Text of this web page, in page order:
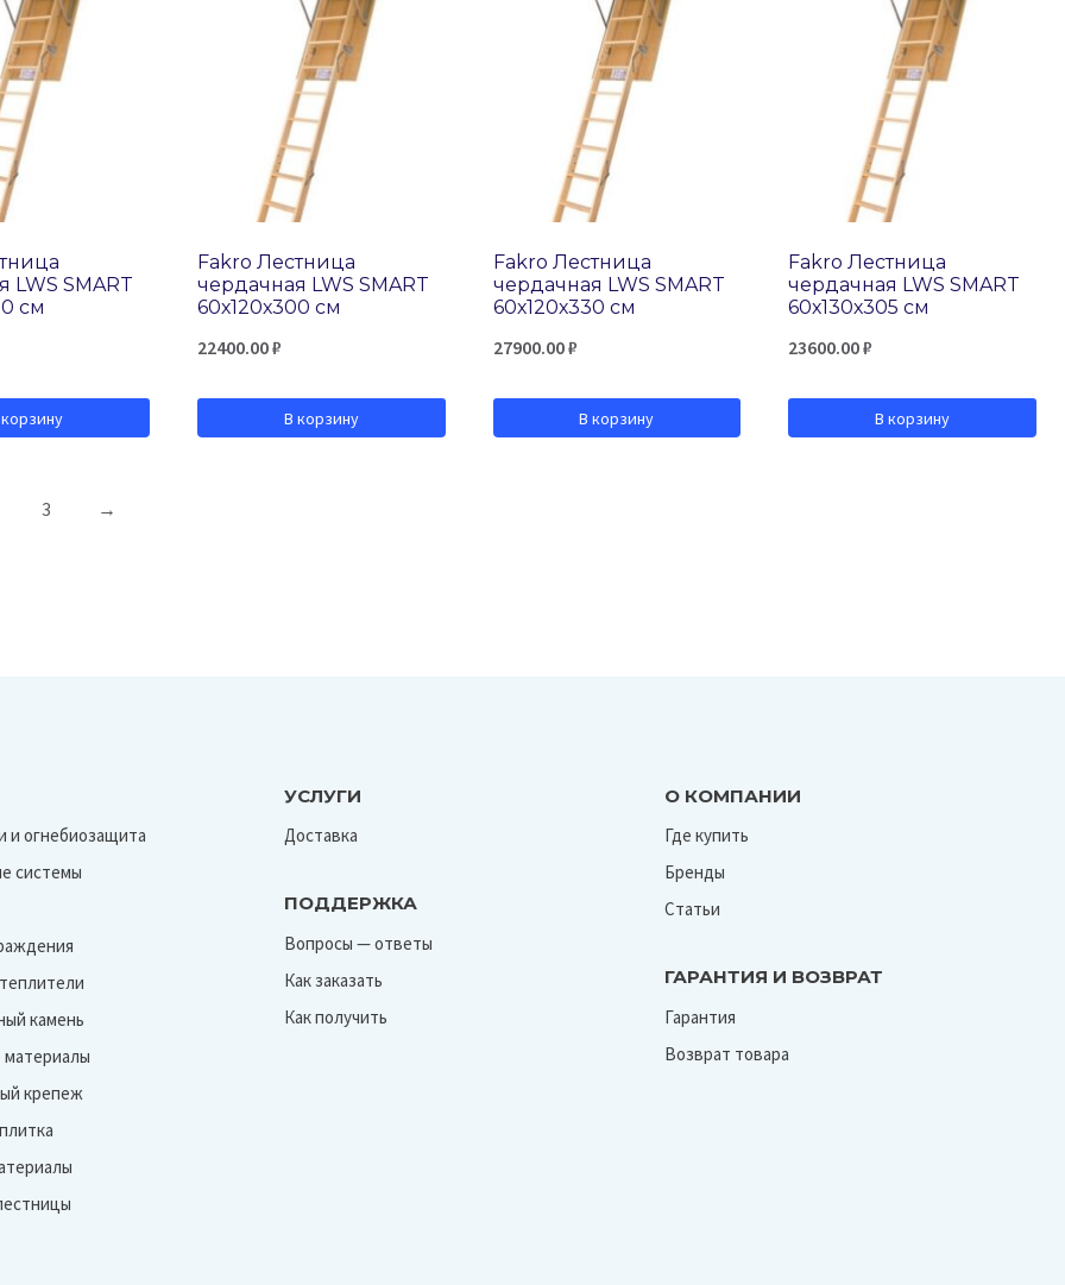
LWS SMART
см
Fakro Лестница
чердачная LWS SMART
60х120х300 см
22400.00₽
В корзину
Fakro Лестница
чердачная LWS SMART
60х120х330 см
27900.00₽
В корзину
Fakro Лестница
чердачная LWS SMART
60х130х305 см
23600.00₽
В корзину
3 →
и огнебиозащита
системы
камень
крепеж
УСЛУГИ
Доставка
ПОДДЕРЖКА
Вопросы — ответы
Как заказать
Как получить
О КОМПАНИИ
Где купить
Бренды
Статьи
ГАРАНТИЯ И ВОЗВРАТ
Гарантия
Возврат товара